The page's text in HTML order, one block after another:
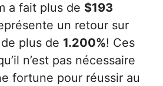
a fait plus de $193
un retour sur
plus de 1.200%! Ces
n’est pas nécessaire
fortune pour réussir au